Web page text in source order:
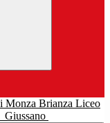
Liceo
Giussano